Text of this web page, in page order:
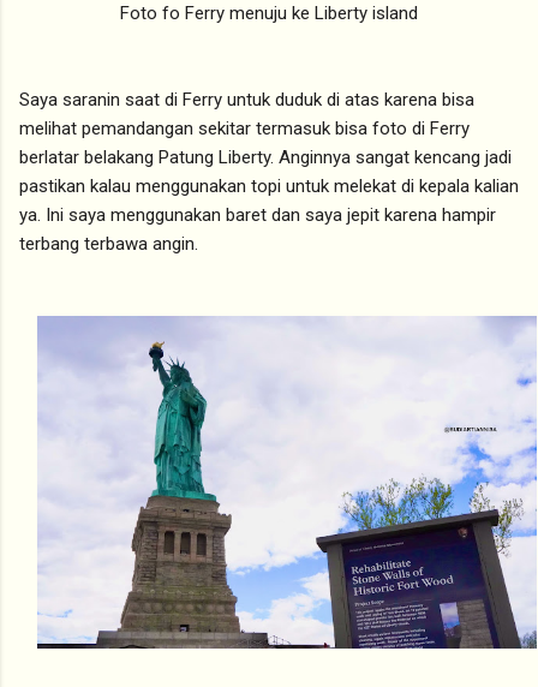
Foto fo Ferry menuju ke Liberty island
Saya saranin saat di Ferry untuk duduk di atas karena bisa
melihat pemandangan sekitar termasuk bisa foto di Ferry
berlatar belakang Patung Liberty. Anginnya sangat kencang jadi
pastikan kalau menggunakan topi untuk melekat di kepala kalian
ya. Ini saya menggunakan baret dan saya jepit karena hampir
terbang terbawa angin.